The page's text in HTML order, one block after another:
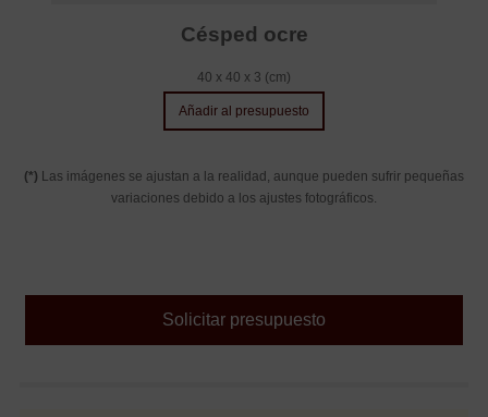
Césped ocre
40 x 40 x 3 (cm)
Añadir al presupuesto
(*) Las imágenes se ajustan a la realidad, aunque pueden sufrir pequeñas
variaciones debido a los ajustes fotográficos.
Solicitar presupuesto